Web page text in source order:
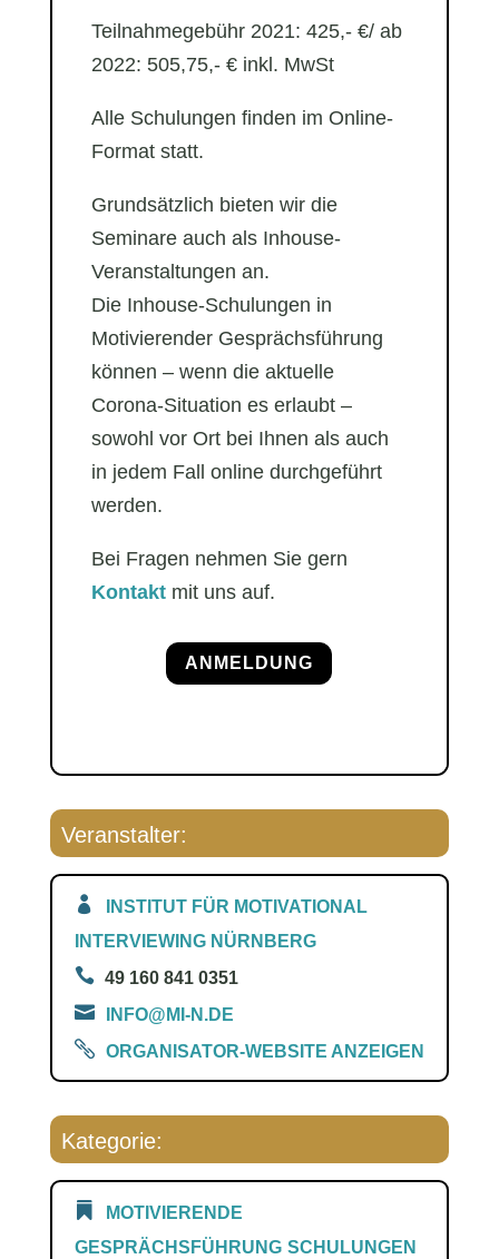
Teilnahmegebühr 2021: 425,- €/ ab
2022: 505,75,- € inkl. MwSt
Alle Schulungen finden im Online-
Format statt.
Grundsätzlich bieten wir die
Seminare auch als Inhouse-
Veranstaltungen an.
Die Inhouse-Schulungen in
Motivierender Gesprächsführung
können – wenn die aktuelle
Corona-Situation es erlaubt –
sowohl vor Ort bei Ihnen als auch
in jedem Fall online durchgeführt
werden.
Bei Fragen nehmen Sie gern
Kontakt mit uns auf.
ANMELDUNG
Veranstalter:
INSTITUT FÜR MOTIVATIONAL
INTERVIEWING NÜRNBERG
49 160 841 0351
INFO@MI-N.DE
ORGANISATOR-WEBSITE ANZEIGEN
Kategorie:
MOTIVIERENDE
GESPRÄCHSFÜHRUNG SCHULUNGEN